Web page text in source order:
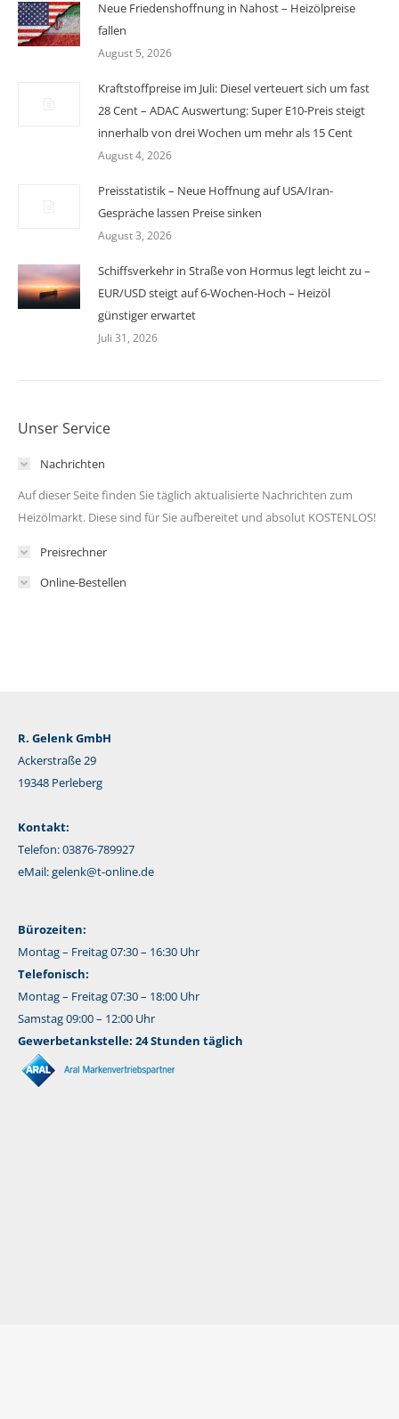
Neue Friedenshoffnung in Nahost – Heizölpreise
fallen
August 5, 2026
Kraftstoffpreise im Juli: Diesel verteuert sich um fast
28 Cent – ADAC Auswertung: Super E10-Preis steigt
innerhalb von drei Wochen um mehr als 15 Cent
August 4, 2026
Preisstatistik – Neue Hoffnung auf USA/Iran-
Gespräche lassen Preise sinken
August 3, 2026
Schiffsverkehr in Straße von Hormus legt leicht zu –
EUR/USD steigt auf 6-Wochen-Hoch – Heizöl
günstiger erwartet
Juli 31, 2026
Unser Service
Nachrichten
Auf dieser Seite finden Sie täglich aktualisierte Nachrichten zum
Heizölmarkt. Diese sind für Sie aufbereitet und absolut KOSTENLOS!
Preisrechner
Online-Bestellen
R. Gelenk GmbH
Ackerstraße 29
19348 Perleberg
Kontakt:
Telefon: 03876-789927
eMail:gelenk@t-online.de
Bürozeiten:
Montag – Freitag 07:30 – 16:30 Uhr
Telefonisch:
Montag – Freitag 07:30 – 18:00 Uhr
Samstag 09:00 – 12:00 Uhr
Gewerbetankstelle: 24 Stunden täglich